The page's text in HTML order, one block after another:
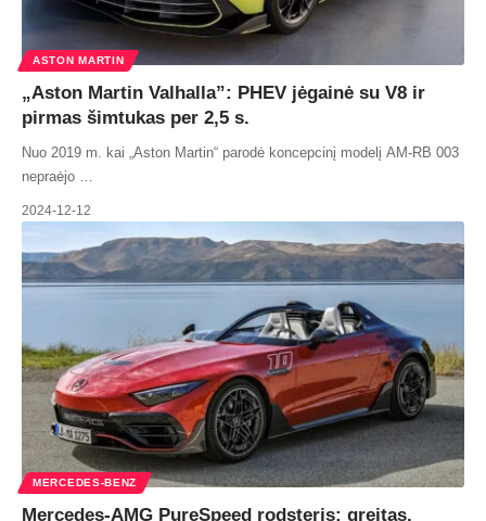
ASTON MARTIN
„Aston Martin Valhalla”: PHEV jėgainė su V8 ir
pirmas šimtukas per 2,5 s.
Nuo 2019 m. kai „Aston Martin“ parodė koncepcinį modelį AM-RB 003
nepraėjo …
2024-12-12
MERCEDES-BENZ
Mercedes-AMG PureSpeed rodsteris: greitas,